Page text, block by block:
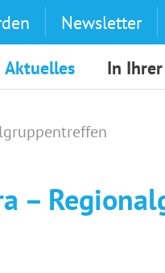
Newsletter
Aktuelles In
–